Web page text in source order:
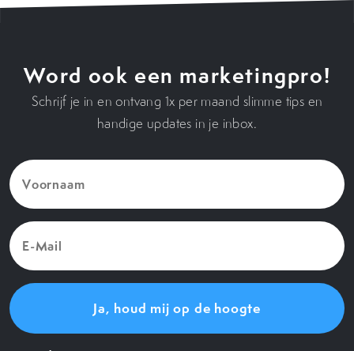
Word ook een marketingpro!
Schrijf je in en ontvang 1x per maand slimme tips en
handige updates in je inbox.
Voornaam
(Vereist)
E-
Mail
(Vereist)